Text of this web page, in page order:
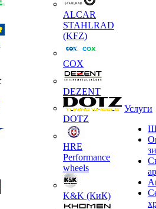
ALCAR
STAHLRAD
(KFZ)
COX
DEZENT
DOTZ
HRE
Performance
wheels
K&K (КиК)
Услуги